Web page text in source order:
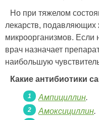
Но при тяжелом
лекарств, подавляющих
микроорганизмов. Если
врач назначает
наибольшую
Какие антибиотики
Ампициллин.
Амоксициллин.